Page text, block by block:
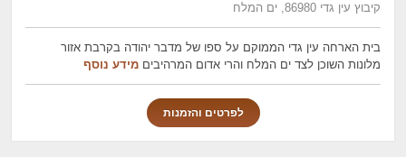
קיבוץ עין גדי 86980, ים המלח
בית הארחה עין גדי הממוקם על ספו של מדבר יהודה בקרבת אזור
מלונות השוכן לצד ים המלח והרי אדום המרהיביםמידע נוסף
לפרטים והזמנות